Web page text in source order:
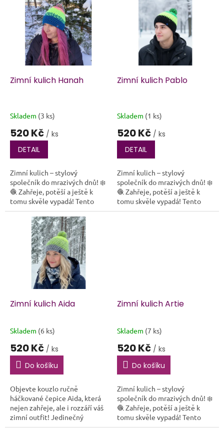
dZimní kulich Hanah
Skladem (3 ks)
520 Kč / ks
DETAIL
Zimní kulich – stylový
společník do mrazivých dnů! ❄️
🧶 Zahřeje, potěší a ještě k
tomu skvěle vypadá! Tento
ručně háčkovaný zimní kulich
je ideální volbou pro každého,
kdo si...
Zimní kulich Pablo
Skladem (1 ks)
520 Kč / ks
DETAIL
Zimní kulich – stylový
společník do mrazivých dnů! ❄️
🧶 Zahřeje, potěší a ještě k
tomu skvěle vypadá! Tento
ručně háčkovaný zimní kulich
Zimní kulich Aida
Průměrné
hodnocení
produktu
5,0
5
hvězdiček.
Skladem (6 ks)
520 Kč / ks
Do košíku
Objevte kouzlo ručně
háčkované čepice Aida, která
nejen zahřeje, ale i rozzáří váš
zimní outfit! Jedinečný
design, výrazné barvy a
Zimní kulich Artie
Průměrné
hodnocení
produktu
5,0
5
hvězdiček.
Skladem (7 ks)
520 Kč / ks
Do košíku
Zimní kulich – stylový
společník do mrazivých dnů! ❄️
🧶 Zahřeje, potěší a ještě k
tomu skvěle vypadá! Tento
ručně háčkovaný zimní kulich